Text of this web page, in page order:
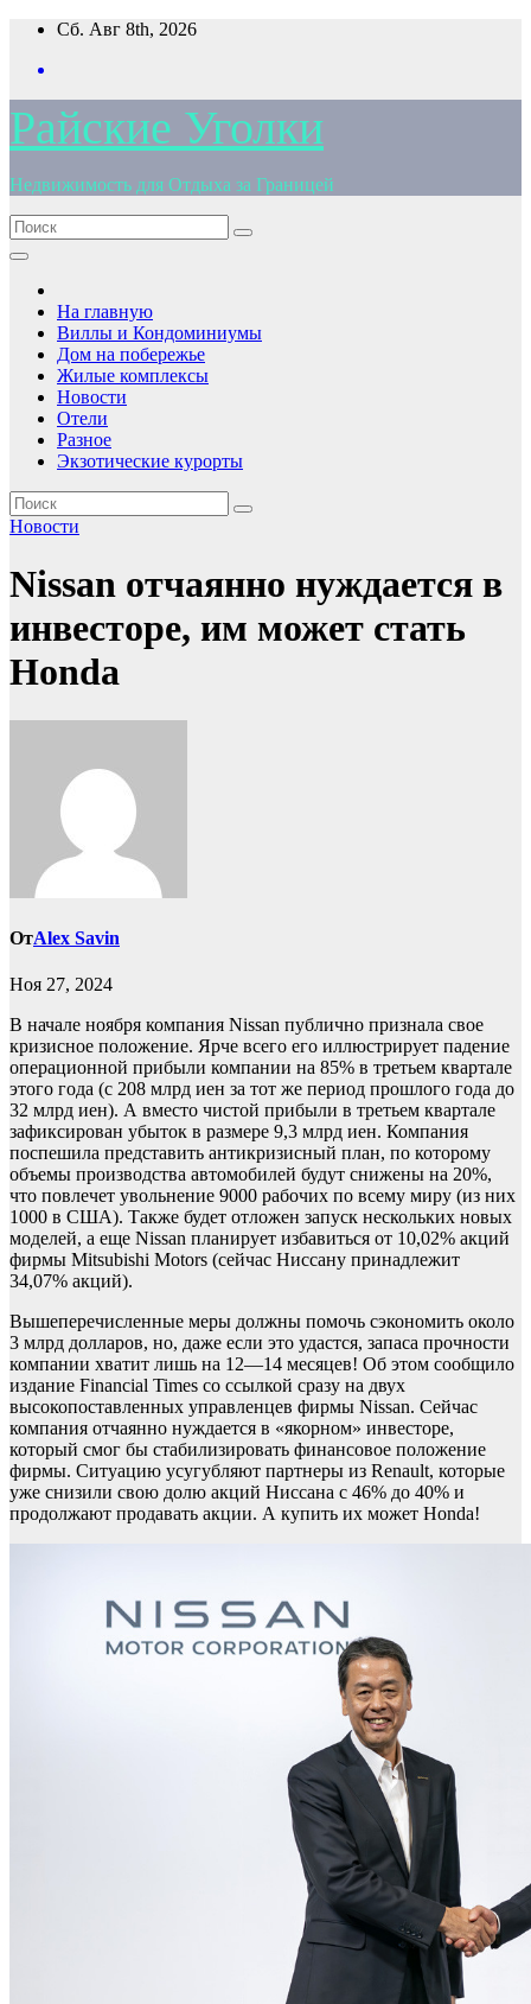
Перейти
содержимому
Сб. Авг 8th, 2026
Райские Уголки
Недвижимость для Отдыха за Границей
На главную
Виллы и Кондоминиумы
Дом на побережье
Жилые комплексы
Новости
Отели
Разное
Экзотические курорты
Новости
Nissan отчаянно нуждается в
инвесторе, им может стать
Honda
ОтAlex Savin
Ноя 27, 2024
В начале ноября компания Nissan публично признала свое
кризисное положение. Ярче всего его иллюстрирует падение
операционной прибыли компании на 85% в третьем квартале
этого года (с 208 млрд иен за тот же период прошлого года до
32 млрд иен). А вместо чистой прибыли в третьем квартале
зафиксирован убыток в размере 9,3 млрд иен. Компания
поспешила представить антикризисный план, по которому
объемы производства автомобилей будут снижены на 20%,
что повлечет увольнение 9000 рабочих по всему миру (из них
1000 в США). Также будет отложен запуск нескольких новых
моделей, а еще Nissan планирует избавиться от 10,02% акций
фирмы Mitsubishi Motors (сейчас Ниссану принадлежит
34,07% акций).
Вышеперечисленные меры должны помочь сэкономить около
3 млрд долларов, но, даже если это удастся, запаса прочности
компании хватит лишь на 12—14 месяцев! Об этом сообщило
издание Financial Times со ссылкой сразу на двух
высокопоставленных управленцев фирмы Nissan. Сейчас
компания отчаянно нуждается в «якорном» инвесторе,
который смог бы стабилизировать финансовое положение
фирмы. Ситуацию усугубляют партнеры из Renault, которые
уже снизили свою долю акций Ниссана с 46% до 40% и
продолжают продавать акции. А купить их может Honda!